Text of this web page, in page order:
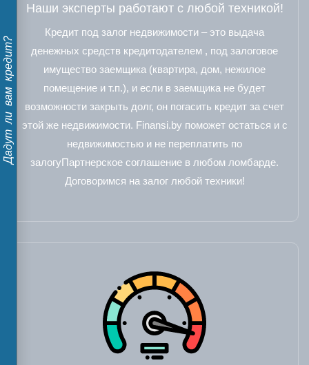
Дадут ли вам кредит?
Наши эксперты работают с любой техникой!
Кредит под залог недвижимости – это выдача
денежных средств кредитодателем , под залоговое
имущество заемщика (квартира, дом, нежилое
помещение и т.п.), и если в заемщика не будет
возможности закрыть долг, он погасить кредит за счет
этой же недвижимости. Finansi.by поможет остаться и с
недвижимостью и не переплатить по
залогуПартнерское соглашение в любом ломбарде.
Договоримся на залог любой техники!